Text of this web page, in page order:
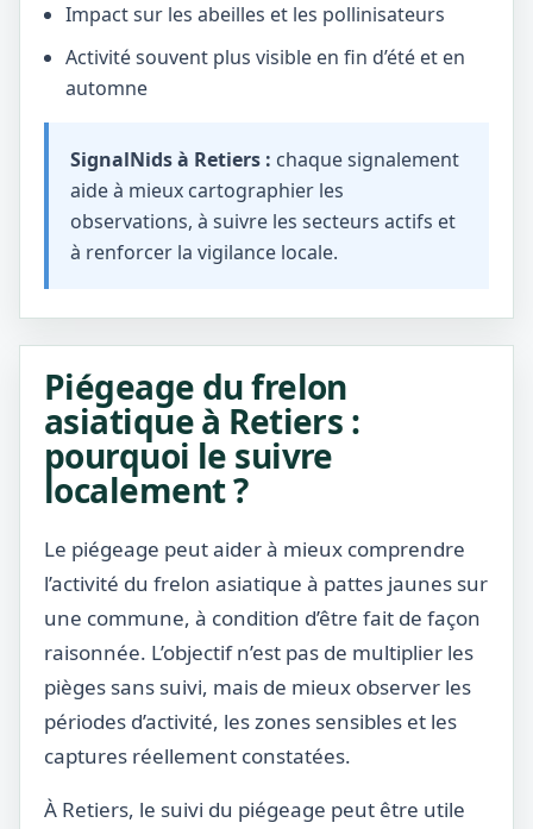
Impact sur les abeilles et les pollinisateurs
Activité souvent plus visible en fin d’été et en
automne
SignalNids à Retiers : chaque signalement
aide à mieux cartographier les
observations, à suivre les secteurs actifs et
à renforcer la vigilance locale.
Piégeage du frelon
asiatique à Retiers :
pourquoi le suivre
localement ?
Le piégeage peut aider à mieux comprendre
l’activité du frelon asiatique à pattes jaunes sur
une commune, à condition d’être fait de façon
raisonnée. L’objectif n’est pas de multiplier les
pièges sans suivi, mais de mieux observer les
périodes d’activité, les zones sensibles et les
captures réellement constatées.
À Retiers, le suivi du piégeage peut être utile